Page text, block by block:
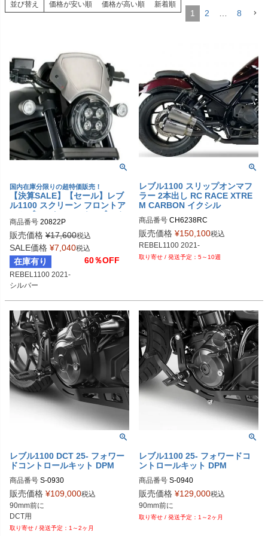
並び替え 価格が安い順 価格が高い順 新着順
1 2 8
国内在庫分限りの超特価販売！
【決算SALE】【セール】レブ
ル1100 スクリーン フロントア
ルミプレート シルバー プーチ
商品番号 20822P
販売価格 ¥17,600税込
SALE価格 ¥7,040税込
在庫有り 60％OFF
REBEL1100 2021-
シルバー
レブル1100 スリップオンマフ
ラー 2本出し RC RACE XTRE
M CARBON イクシル
商品番号 CH6238RC
販売価格 ¥150,100税込
REBEL1100 2021-
5～10週
レブル1100 DCT 25- フォワー
ドコントロールキット DPM
商品番号 S-0930
販売価格 ¥109,000税込
90mm前に
DCT用
1～2ヶ月
レブル1100 25- フォワードコ
ントロールキット DPM
商品番号 S-0940
販売価格 ¥129,000税込
1～2ヶ月